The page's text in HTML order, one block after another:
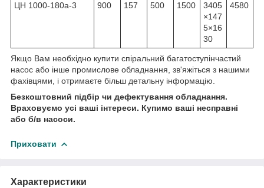
ЦН 1000-180а-3 900 157 500 1500
3405
×147
5×16
30
4580
Якщо Вам необхідно купити спіральний багатоступінчастий
насос або інше промислове обладнання, зв'яжіться з нашими
фахівцями, і отримаєте більш детальну інформацію.
Безкоштовний підбір чи дефектування обладнання.
Враховуємо усі ваші інтереси. Купимо ваші несправні
або б/в насоси.
Приховати
Характеристики